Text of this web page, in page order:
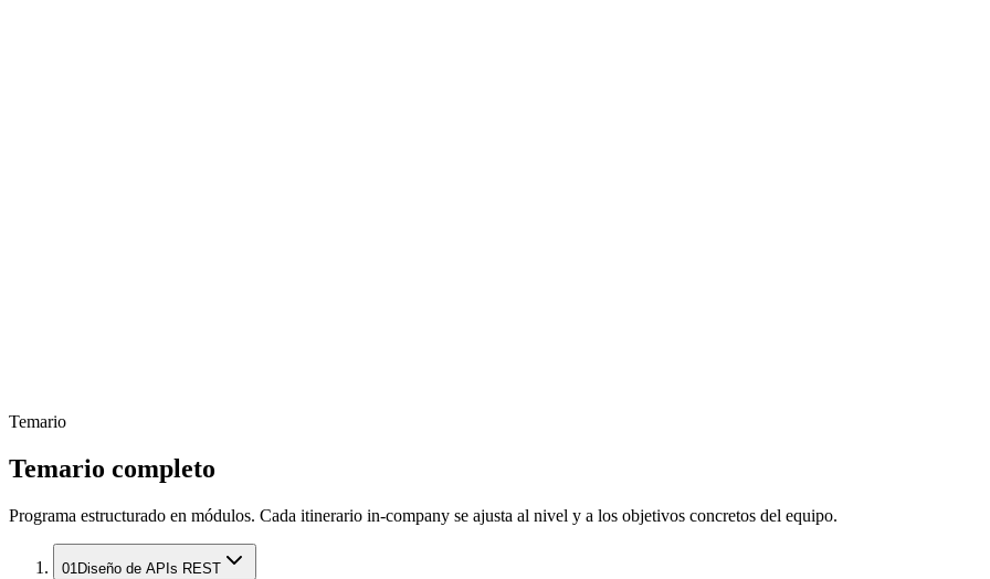
Temario
Temario completo
Programa estructurado en módulos. Cada itinerario in-company se ajusta al nivel y a los objetivos concretos del equipo.
01Diseño de APIs REST